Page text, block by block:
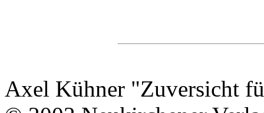
Axel Kühner "Zuversicht